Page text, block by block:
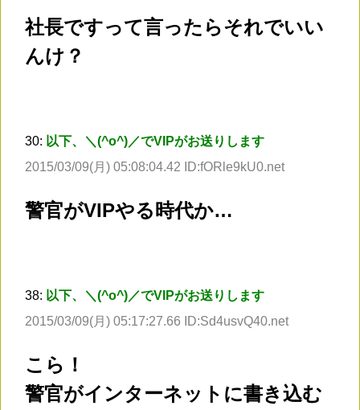
社長ですって言ったらそれでいい
んけ？
30: 以下、＼(^o^)／でVIPがお送りします
2015/03/09(月) 05:08:04.42 ID:fORle9kU0.net
警官がVIPやる時代か…
38: 以下、＼(^o^)／でVIPがお送りします
2015/03/09(月) 05:17:27.66 ID:Sd4usvQ40.net
こら！
警官がインターネットに書き込む